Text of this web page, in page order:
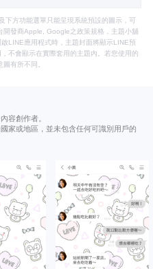
下方功能選單只能呈現系統預設的圖示，可
發商Apple, Google之政策規格，主題小舖
LINE應用程式時，主題封面將顯示LINE預
不會顯示在實際套用的主題內。若您使用的
有所不同。
容創作者。
家或地區，並未包含任何可識別用戶的